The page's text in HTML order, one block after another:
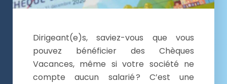
Dirigeant(e)s, saviez-vous que vous
pouvez bénéficier des Chèques
Vacances, même si votre société ne
compte aucun salarié ? C’est une